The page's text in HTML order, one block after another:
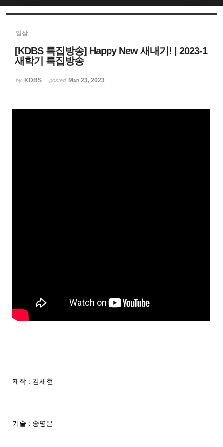
일상
[KDBS 특집방송] Happy New 새내기! | 2023-1
새학기 특집방송
by KDBS posted Mar 23, 2023
제작 : 김세현
기술 : 송명은
Sketchbook5, 스케치북5
Sketchbook5, 스케치북5